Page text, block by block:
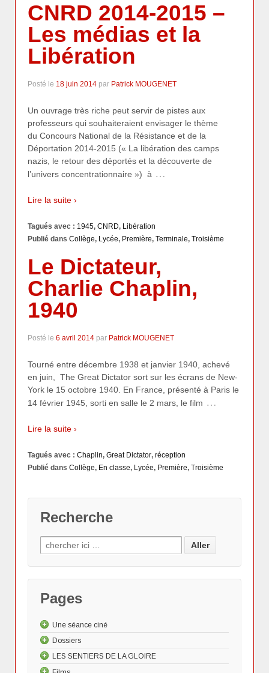
CNRD 2014-2015 –
Les médias et la
Libération
Posté le 18 juin 2014 par Patrick MOUGENET
Un ouvrage très riche peut servir de pistes aux
professeurs qui souhaiteraient envisager le thème
du Concours National de la Résistance et de la
Déportation 2014-2015 (« La libération des camps
nazis, le retour des déportés et la découverte de
l’univers concentrationnaire ») à …
Lire la suite ›
Tagués avec : 1945, CNRD, Libération
Publié dans Collège, Lycée, Première, Terminale, Troisième
Le Dictateur,
Charlie Chaplin,
1940
Posté le 6 avril 2014 par Patrick MOUGENET
Tourné entre décembre 1938 et janvier 1940, achevé
en juin, The Great Dictator sort sur les écrans de New-
York le 15 octobre 1940. En France, présenté à Paris le
14 février 1945, sorti en salle le 2 mars, le film …
Lire la suite ›
Tagués avec : Chaplin, Great Dictator, réception
Publié dans Collège, En classe, Lycée, Première, Troisième
Recherche
Pages
Une séance ciné
Les "Actus"
Le dessin animé
Dossiers
Les Actualités cinématographiques
LES SENTIERS DE LA GLOIRE